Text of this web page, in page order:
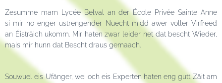
Zesumme mam Lycée Belval an der École Privée Sainte Anne
si mir no enger ustrengender Nuecht midd awer voller Virfreed
an Éisträich ukomm. Mir haten zwar leider net dat bescht Wieder,
mais mir hunn dat Bescht draus gemaach.
Souwuel eis Ufänger, wei och eis Experten haten eng gutt Zäit am